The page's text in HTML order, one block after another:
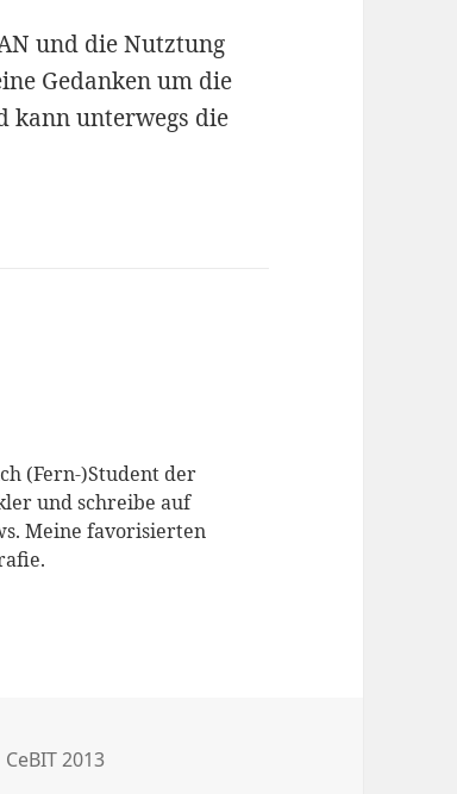
und die Nutztung
Gedanken um die
kann unterwegs die
(Fern-)Student der
und schreibe auf
Meine favorisierten
Schlagwörter
CeBIT 2013